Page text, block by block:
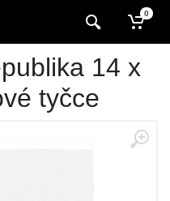
0
14 x
tyčce